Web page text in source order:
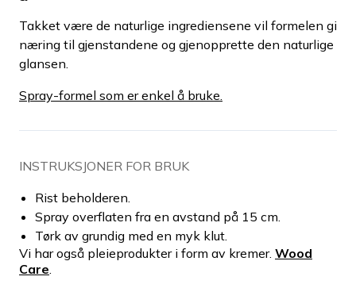
Takket være de naturlige ingrediensene vil formelen gi
næring til gjenstandene og gjenopprette den naturlige
glansen.
Spray-formel som er enkel å bruke.
INSTRUKSJONER FOR BRUK
Rist beholderen.
Spray overflaten fra en avstand på 15 cm.
Tørk av grundig med en myk klut.
Vi har også pleieprodukter i form av kremer. Wood
Care